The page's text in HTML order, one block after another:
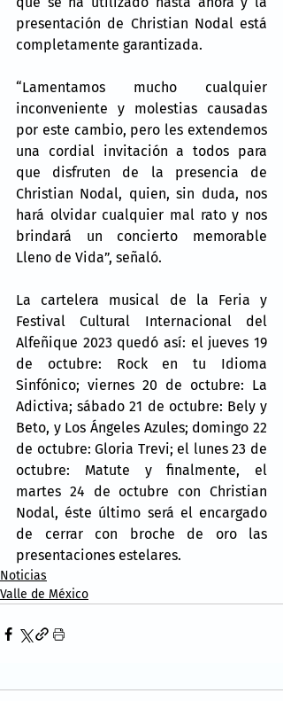
presentación de Christian Nodal está
completamente garantizada.
“Lamentamos mucho cualquier
inconveniente y molestias causadas
por este cambio, pero les extendemos
una cordial invitación a todos para
que disfruten de la presencia de
Christian Nodal, quien, sin duda, nos
hará olvidar cualquier mal rato y nos
brindará un concierto memorable
Lleno de Vida”, señaló.
La cartelera musical de la Feria y
Festival Cultural Internacional del
Alfeñique 2023 quedó así: el jueves 19
de octubre: Rock en tu Idioma
Sinfónico; viernes 20 de octubre: La
Adictiva; sábado 21 de octubre: Bely y
Beto, y Los Ángeles Azules; domingo 22
de octubre: Gloria Trevi; el lunes 23 de
octubre: Matute y finalmente, el
martes 24 de octubre con Christian
Nodal, éste último será el encargado
de cerrar con broche de oro las
presentaciones estelares.
Noticias
Valle de México